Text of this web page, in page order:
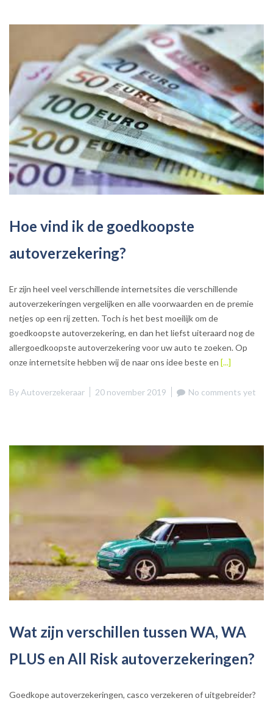
Hoe vind ik de goedkoopste
autoverzekering?
Er zijn heel veel verschillende internetsites die verschillende
autoverzekeringen vergelijken en alle voorwaarden en de premie
netjes op een rij zetten. Toch is het best moeilijk om de
goedkoopste autoverzekering, en dan het liefst uiteraard nog de
allergoedkoopste autoverzekering voor uw auto te zoeken. Op
onze internetsite hebben wij de naar ons idee beste en [...]
By Autoverzekeraar 20 november 2019 No comments yet
Wat zijn verschillen tussen WA, WA
PLUS en All Risk autoverzekeringen?
Goedkope autoverzekeringen, casco verzekeren of uitgebreider?